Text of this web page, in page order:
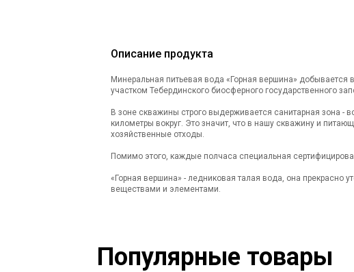
Описание продукта
Минеральная питьевая вода «Горная вершина»
участком Тебердинского биосферного государственного
В зоне скважины строго выдерживается санитарная зона -
километры вокруг. Это значит, что в нашу скважину и
хозяйственные отходы.
Помимо этого, каждые полчаса специальная
«Горная вершина» - ледниковая талая вода, она
веществами и элементами.
Популярные товары